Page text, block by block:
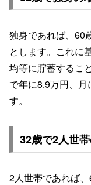
独身であれば、60
とします。これに
均等に貯蓄するこ
で年に8.9万円、
す。
32歳で2人世
2人世帯であれば